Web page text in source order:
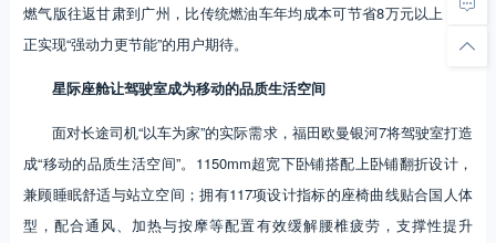
燃气版往返甘肃到广州，比传统燃油车年均成本可节省8万元以上，真
正实现“强动力更节能”的用户期待。
星际座舱让驾驶室成为移动的品质生活空间
面对长途司机“以车为家”的实际需求，福田欧曼银河7将驾驶室打造
成“移动的品质生活空间”。1150mm超宽下卧铺搭配上卧铺翻折设计，
兼顾睡眠舒适与站立空间；拥有117项设计指标的座椅曲线贴合国人体
型，配合通风、加热与按摩等配置有效缓解腰椎疲劳，支撑性提升